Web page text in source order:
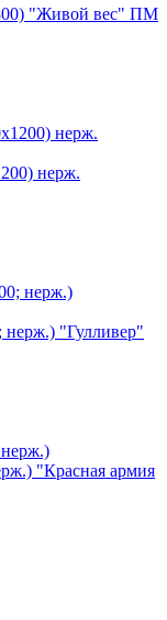
"Живой вес" ПМ
нерж.
"Гулливер"
"Красная армия